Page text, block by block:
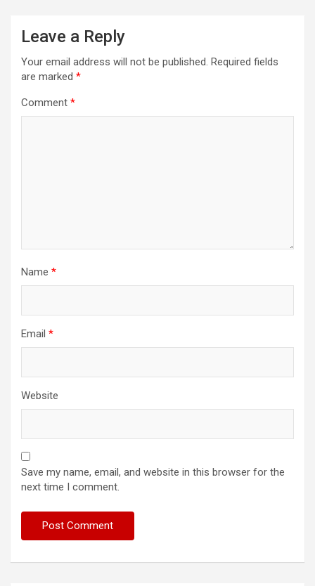
Leave a Reply
Your email address will not be published. Required fields
are marked *
Comment *
Name *
Email *
Website
Save my name, email, and website in this browser for the
next time I comment.